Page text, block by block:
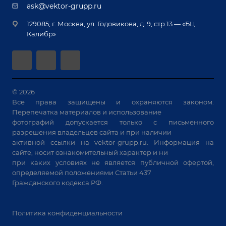
Документы
Специализированные решения для сварки
Позиционеры и вращатели
Машины контактной сварки
Универсальные зажимы
Системы аспирации
Станки лазерной резки
Решения для учебных заведений
Гарантия
автоматизации
ask@vektor-grupp.ru
129085, г. Москва, ул. Годовикова, д. 9, стр.13 — «БЦ
Калибр»
© 2026
Все права защищены и охраняются законом.
Перепечатка материалов и использование
фотографий допускается только с письменного
разрешения владельцев сайта и при наличии
активной ссылки наvektor-grupp.ru . Информация на
сайте, носит ознакомительный характер и ни
при каких условиях не является публичной офертой,
определяемой положениями Статьи 437
Гражданского кодекса РФ.
Политика конфиденциальности